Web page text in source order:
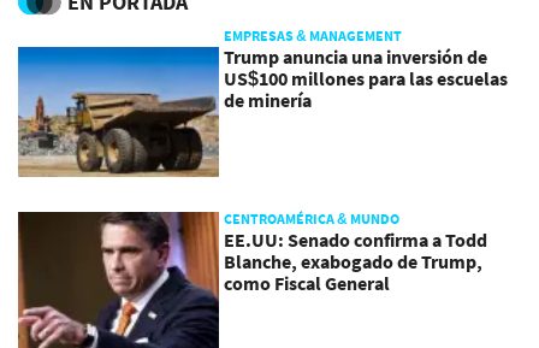
EMPRESAS & MANAGEMENT
Trump anuncia una inversión de
US$100 millones para las escuelas
de minería
CENTROAMÉRICA & MUNDO
EE.UU: Senado confirma a Todd
Blanche, exabogado de Trump,
como Fiscal General